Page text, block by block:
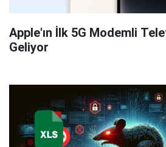
Apple'ın İlk 5G Modemli
Geliyor